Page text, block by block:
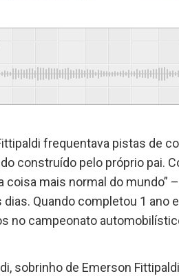
frequentava pistas de
construído pelo próprio pai.
coisa mais normal do mundo”
Quando completou 1 ano
no campeonato
sobrinho de Emerson